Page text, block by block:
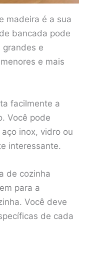
madeira é a sua
bancada pode
grandes e
e mais
facilmente a
Você pode
inox, vidro ou
interessante.
de cozinha
para a
Você deve
de cada